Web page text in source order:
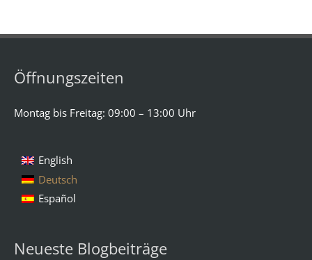
Öffnungszeiten
Montag bis Freitag: 09:00 – 13:00 Uhr
English
Deutsch
Español
Neueste Blogbeiträge